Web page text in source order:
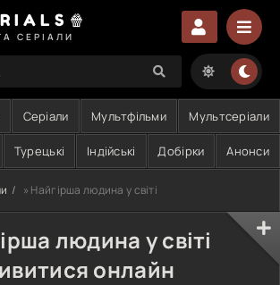
СЕРІАЛИ
Серіали Мультфільми Мультсеріали
Турецькі Індійські Добірки Анонси
» Найгірша людина у світі
людина у світі
онлайн